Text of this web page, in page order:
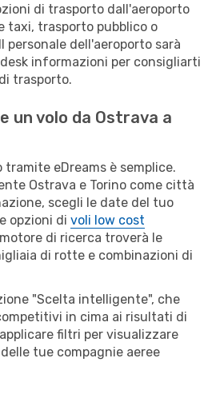
di trasporto dall'aeroporto
taxi, trasporto pubblico o
dell'aeroporto sarà
informazioni per consigliarti
trasporto.
un volo da Ostrava a
eDreams è semplice.
Ostrava e Torino come città
scegli le date del tuo
opzioni di voli low cost
di ricerca troverà le
di rotte e combinazioni di
"Scelta intelligente", che
in cima ai risultati di
filtri per visualizzare
tue compagnie aeree